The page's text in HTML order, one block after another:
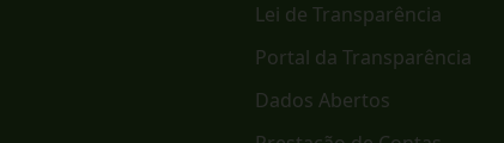
Lei de Transparência
Portal da Transparência
Dados Abertos